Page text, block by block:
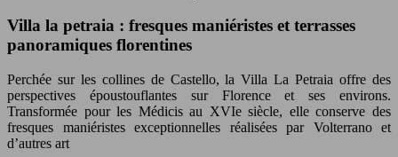
Villa la petraia : fresques maniéristes et terrasses
panoramiques florentines
Perchée sur les collines de Castello, la Villa La Petraia offre des
perspectives époustouflantes sur Florence et ses environs.
Transformée pour les Médicis au XVIe siècle, elle conserve des
fresques maniéristes exceptionnelles réalisées par Volterrano et
d’autres art